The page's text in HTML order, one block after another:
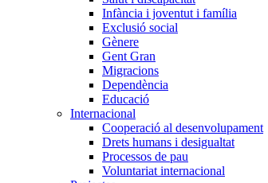
Infància i joventut i família
Exclusió social
Gènere
Gent Gran
Migracions
Dependència
Educació
Internacional
Cooperació al desenvolupament
Drets humans i desigualtat
Processos de pau
Voluntariat internacional